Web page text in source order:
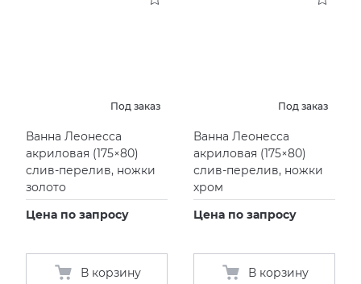
Под заказ
Ванна Леонесса
акриловая (175×80)
слив-перелив, ножки
золото
Цена по запросу
В корзину
Под заказ
Ванна Леонесса
акриловая (175×80)
слив-перелив, ножки
хром
Цена по запросу
В корзину